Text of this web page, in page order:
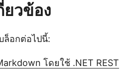
วข้อง
ล็อกต่อไปนี้:
โดยใช้ .NET REST